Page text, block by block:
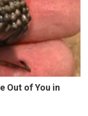
Out of You in